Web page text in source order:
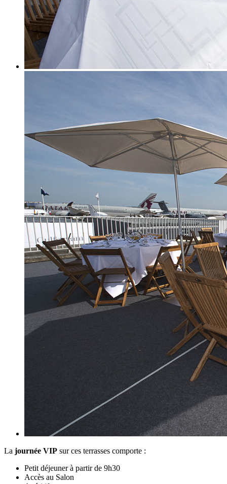
La journée VIP sur ces terrasses comporte :
Petit déjeuner à partir de 9h30
Accès au Salon